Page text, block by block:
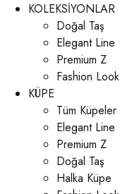
KOLEKSİYONLAR
Doğal Taş
Elegant Line
Premium Z
Fashion Look
KÜPE
Tüm Küpeler
Elegant Line
Premium Z
Doğal Taş
Halka Küpe